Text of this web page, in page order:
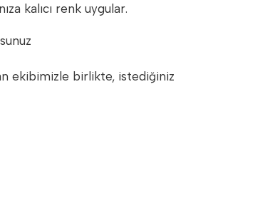
kalıcı renk uygular.
ekibimizle birlikte, istediğiniz